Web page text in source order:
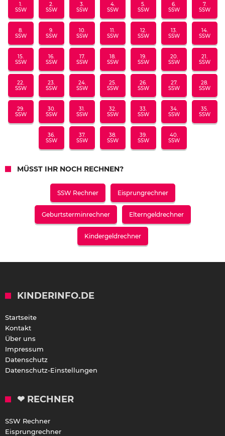
1.
SSW
2.
SSW
3.
SSW
4.
SSW
5.
SSW
6.
SSW
7.
SSW
8.
SSW
9.
SSW
10.
SSW
11.
SSW
12.
SSW
13.
SSW
14.
SSW
15.
SSW
16.
SSW
17.
SSW
18.
SSW
19.
SSW
20.
SSW
21.
SSW
22.
SSW
23.
SSW
24.
SSW
25.
SSW
26.
SSW
27.
SSW
28.
SSW
29.
SSW
30.
SSW
31.
SSW
32.
SSW
33.
SSW
34.
SSW
35.
SSW
36.
SSW
37.
SSW
38.
SSW
39.
SSW
40.
SSW
MÜSST IHR NOCH RECHNEN?
SSW Rechner Eisprungrechner
Geburtsterminrechner Elterngeldrechner
Kindergeldrechner
KINDERINFO.DE
Startseite
Kontakt
Über uns
Impressum
Datenschutz
Datenschutz-Einstellungen
❤ RECHNER
SSW Rechner
Eisprungrechner